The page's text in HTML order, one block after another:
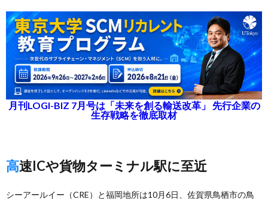
月刊LOGI-BIZ 7月号は「未来を創る輸送改革」 先行企業の
生存戦略を徹底取材
高速ICや貨物ターミナル駅に至近
シーアールイー（CRE）と福岡地所は10月6日、佐賀県鳥栖市の鳥